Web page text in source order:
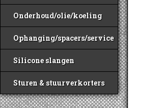
Onderhoud/olie/koeling
Ophanging/spacers/service
Silicone slangen
Sturen & stuurverkorters